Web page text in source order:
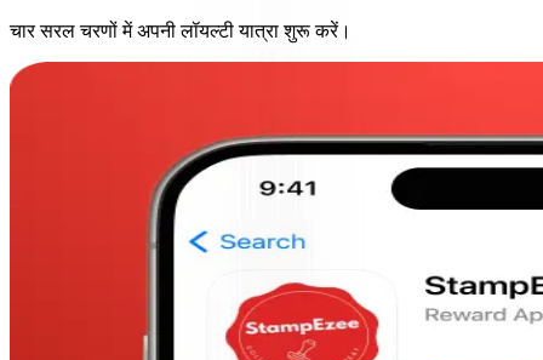
चार सरल चरणों में अपनी लॉयल्टी यात्रा शुरू करें।